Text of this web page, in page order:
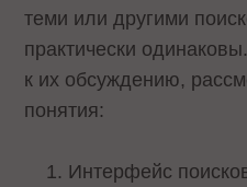
теми или другими
практически
к их обсуждению,
понятия:
Интерфейс